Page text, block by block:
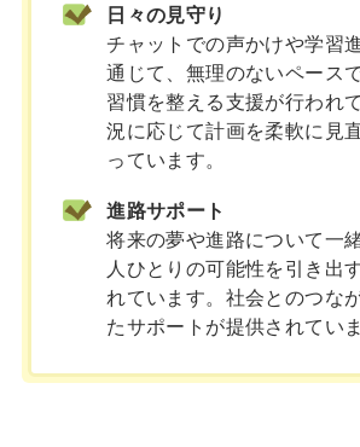
日々の見守り
チャットでの声かけや学習
通じて、無理のないペース
習慣を整える支援が行われ
況に応じて計画を柔軟に見
っています。
進路サポート
将来の夢や進路について一
人ひとりの可能性を引き出
れています。社会とのつな
たサポートが提供されていま